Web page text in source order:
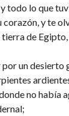
todo lo que
corazón, y te
de Egipto,
un desierto
no había